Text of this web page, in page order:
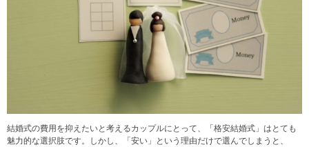
結婚式の費用を抑えたいと考えるカップルにとって、「格安結婚式」はとても
魅力的な選択肢です。しかし、「安い」という理由だけで選んでしまうと、